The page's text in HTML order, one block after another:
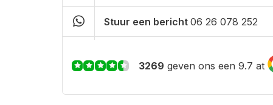
Stuur een bericht 06 26 078 252
3269 geven ons een 9.7 at